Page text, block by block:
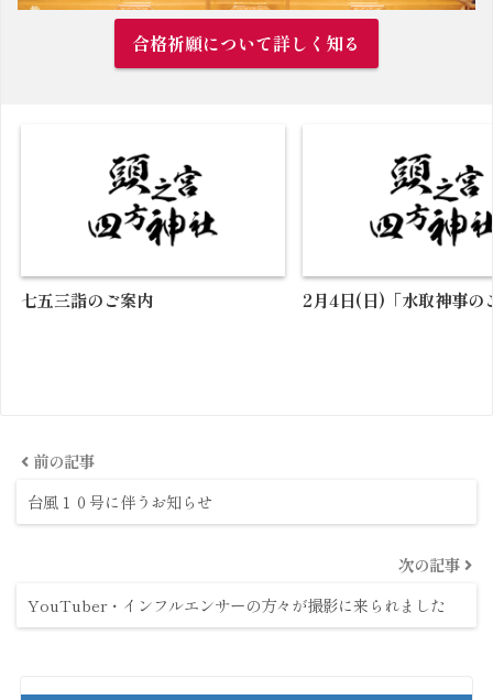
合格祈願について詳しく知る
七五三詣のご案内 2月4日(日)「水取神事の
前の記事
台風１０号に伴うお知らせ
次の記事
YouTuber・インフルエンサーの方々が撮影に来られました